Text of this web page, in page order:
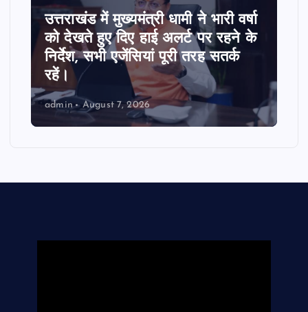
उत्तराखंड की राजधानी के एमडीडीए बोर्ड
बैठक में 25 विकास प्रस्तावों को मिली
मंजूरी, देहरादून-मसूरी के नियोजित
विकास को मिलेगी रफ्तार।
admin August 7, 2026